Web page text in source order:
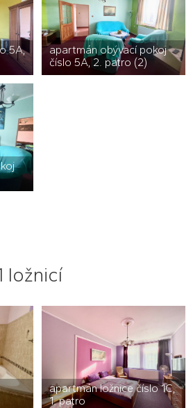
5A,
apartmán obývací pokoj
číslo 5A, 2. patro (2)
ložnicí
apartmán ložnice číslo 1C,
1. patro